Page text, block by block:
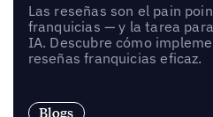
Las reseñas son el pain
franquicias — y la tarea
IA. Descubre cómo
reseñas franquicias eficaz.
Blogs